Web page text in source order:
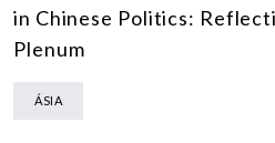
in Chinese Politics:
Plenum
ÁSIA